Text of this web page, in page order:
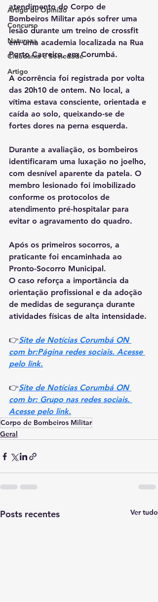
Artigo de Opinião
Concurso
Natureza
Cidadania e Sociedade
Artigo
atendimento do Corpo de
Bombeiros Militar após sofrer uma
lesão durante um treino de crossfit
em uma academia localizada na Rua
Porto Carreiro, em Corumbá.
A ocorrência foi registrada por volta
das 20h10 de ontem. No local, a
vítima estava consciente, orientada e
caída ao solo, queixando-se de
fortes dores na perna esquerda.
Durante a avaliação, os bombeiros
identificaram uma luxação no joelho,
com desnível aparente da patela. O
membro lesionado foi imobilizado
conforme os protocolos de
atendimento pré-hospitalar para
evitar o agravamento do quadro.
Após os primeiros socorros, a
praticante foi encaminhada ao
Pronto-Socorro Municipal.
O caso reforça a importância da
orientação profissional e da adoção
de medidas de segurança durante
atividades físicas de alta intensidade.
👉Site de Notícias Corumbá ON
com br:Página redes sociais. Acesse
pelo link.
👉Site de Notícias Corumbá ON
com br: Grupo nas redes sociais.
Acesse pelo link.
Corpo de Bombeiros Militar
Geral
Posts recentes Ver tudo